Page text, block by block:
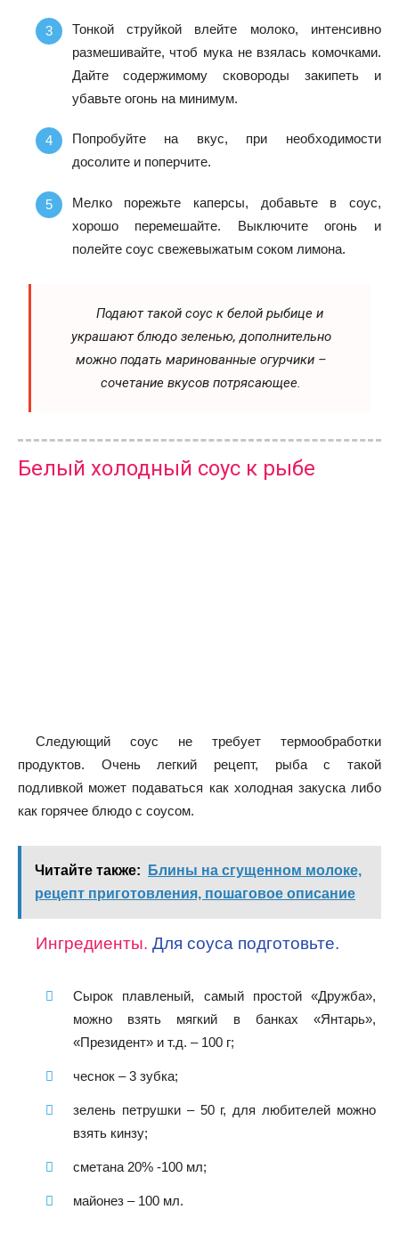
Тонкой струйкой влейте молоко, интенсивно
размешивайте, чтоб мука не взялась комочками.
Дайте содержимому сковороды закипеть и
убавьте огонь на минимум.
Попробуйте на вкус, при необходимости
досолите и поперчите.
Мелко порежьте каперсы, добавьте в соус,
хорошо перемешайте. Выключите огонь и
полейте соус свежевыжатым соком лимона.
Подают такой соус к белой рыбице и
украшают блюдо зеленью, дополнительно
можно подать маринованные огурчики –
сочетание вкусов потрясающее.
Белый холодный соус к рыбе
Следующий соус не требует термообработки
продуктов. Очень легкий рецепт, рыба с такой
подливкой может подаваться как холодная закуска либо
как горячее блюдо с соусом.
Читайте также:
Блины на сгущенном молоке,
рецепт приготовления, пошаговое описание
Ингредиенты. Для соуса подготовьте.
Сырок плавленый, самый простой «Дружба»,
можно взять мягкий в банках «Янтарь»,
«Президент» и т.д. – 100 г;
чеснок – 3 зубка;
зелень петрушки – 50 г, для любителей можно
взять кинзу;
сметана 20% -100 мл;
майонез – 100 мл.